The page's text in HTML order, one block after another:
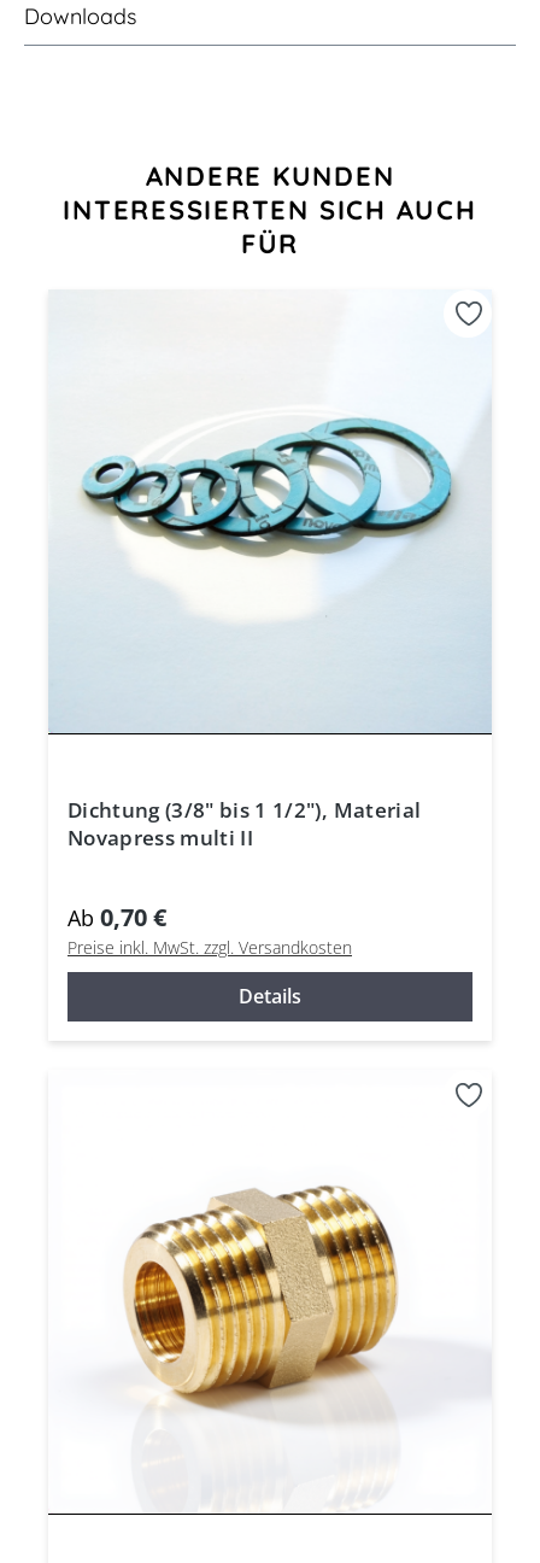
Downloads
Produktgalerie überspringen
ANDERE KUNDEN
INTERESSIERTEN SICH AUCH
FÜR
Dichtung (3/8" bis 1 1/2"), Material
Novapress multi II
Ab 0,70 €
Preise inkl. MwSt. zzgl. Versandkosten
Details